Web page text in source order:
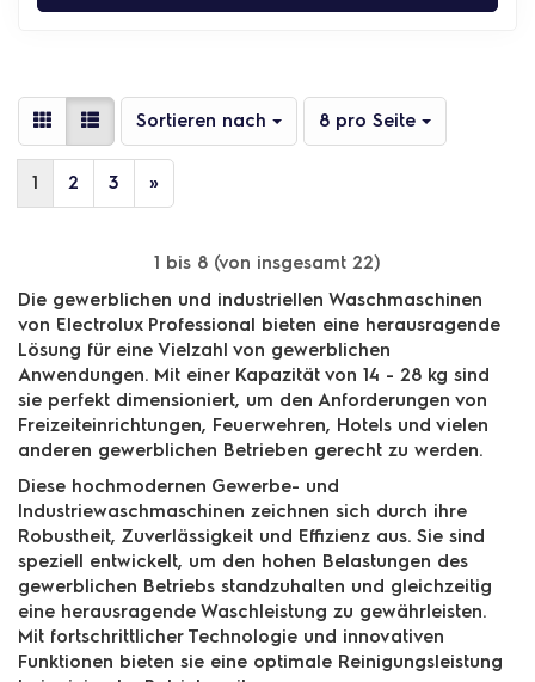
Sortieren nach
Sortieren nach 8 pro Seite
pro Seite
1 2 3 »
1 bis 8 (von insgesamt 22)
Die gewerblichen und industriellen Waschmaschinen
von Electrolux Professional bieten eine herausragende
Lösung für eine Vielzahl von gewerblichen
Anwendungen. Mit einer Kapazität von 14 - 28 kg sind
sie perfekt dimensioniert, um den Anforderungen von
Freizeiteinrichtungen, Feuerwehren, Hotels und vielen
anderen gewerblichen Betrieben gerecht zu werden.
Diese hochmodernen Gewerbe- und
Industriewaschmaschinen zeichnen sich durch ihre
Robustheit, Zuverlässigkeit und Effizienz aus. Sie sind
speziell entwickelt, um den hohen Belastungen des
gewerblichen Betriebs standzuhalten und gleichzeitig
eine herausragende Waschleistung zu gewährleisten.
Mit fortschrittlicher Technologie und innovativen
Funktionen bieten sie eine optimale Reinigungsleistung